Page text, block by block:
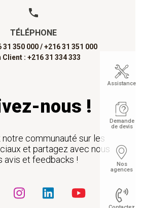
TÉLÉPHONE
31 350 000 /+216 31 351 000
: +216 31 334 333
nous !
notre communauté sur les
et partagez avec nous
avis et feedbacks !
Assistance
Demande
de devis
Nos
agences